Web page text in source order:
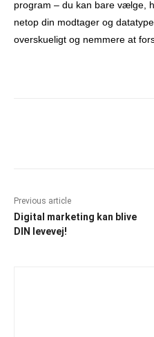
program – du kan bare vælge,
netop din modtager og
overskueligt og nemmere at
Previous article
Digital marketing kan blive
DIN levevej!